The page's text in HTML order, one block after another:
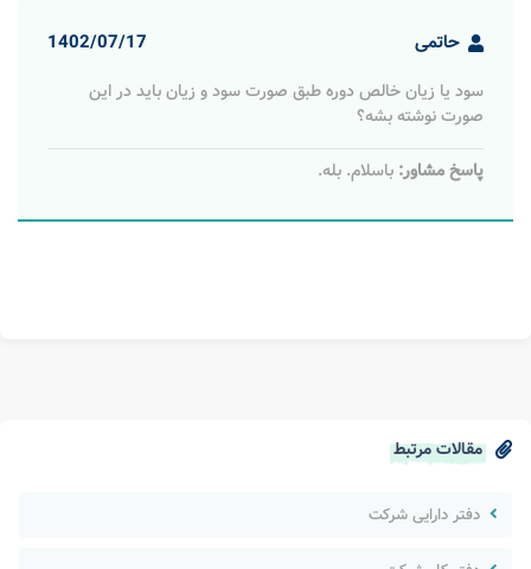
مقالات مرتبط
دفتر دارایی شرکت
حاتمی 1402/07/17
سود یا زیان خالص دوره طبق صورت سود و زیان باید در این
صورت نوشته بشه؟
پاسخ مشاور: باسلام. بله.